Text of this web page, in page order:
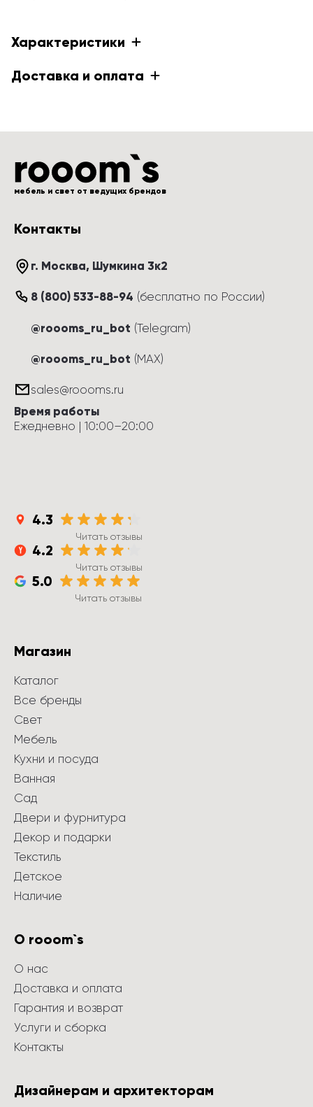
Характеристики
Доставка и оплата
мебель и свет от ведущих брендов
Контакты
г. Москва, Шумкина 3к2
8 (800) 533-88-94 (бесплатно по России)
@roooms_ru_bot (Telegram)
@roooms_ru_bot (MAX)
sales@roooms.ru
Время работы
Ежедневно | 10:00–20:00
4.3
Читать отзывы
4.2
Читать отзывы
5.0
Читать отзывы
Магазин
Каталог
Все бренды
Свет
Мебель
Кухни и посуда
Ванная
Сад
Двери и фурнитура
Декор и подарки
Текстиль
Детское
Наличие
О rooom`s
О нас
Доставка и оплата
Гарантия и возврат
Услуги и сборка
Контакты
Дизайнерам и архитекторам